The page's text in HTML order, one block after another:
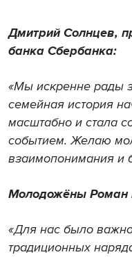
Дмитрий Солнцев,
банка Сбербанка:
«Мы искренне рады
семейная история
масштабно и стала
событием. Желаю
взаимопонимания и
Молодожёны Роман
«Для нас было
традиционных